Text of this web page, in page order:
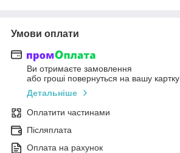
Умови оплати
Ви отримаєте замовлення
або гроші повернуться на вашу картку
Детальніше
Оплатити частинами
Післяплата
Оплата на рахунок